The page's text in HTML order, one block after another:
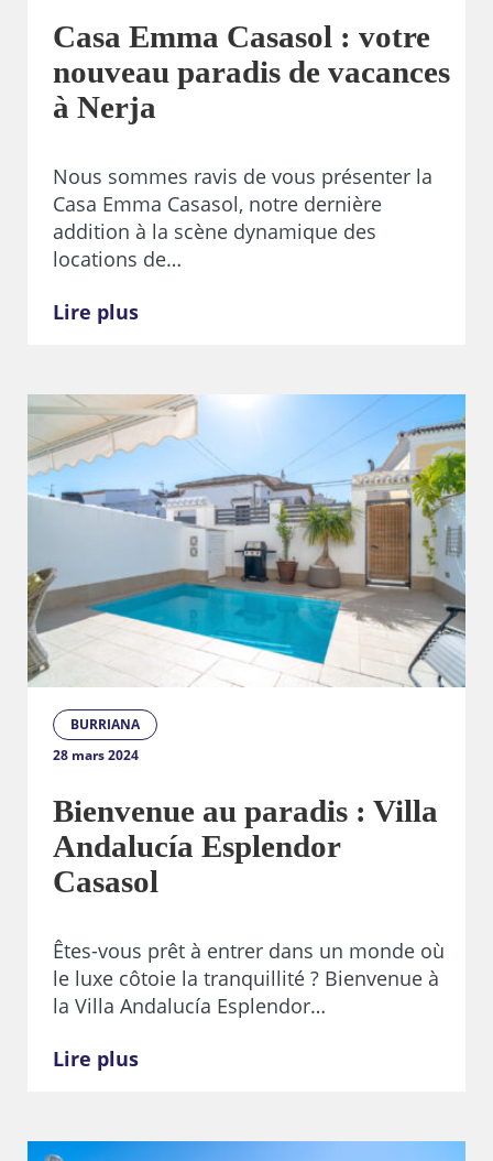
Casa Emma Casasol : votre
nouveau paradis de vacances
à Nerja
Nous sommes ravis de vous présenter la
Casa Emma Casasol, notre dernière
addition à la scène dynamique des
locations de…
Lire plus
BURRIANA
28 mars 2024
Bienvenue au paradis : Villa
Andalucía Esplendor
Casasol
Êtes-vous prêt à entrer dans un monde où
le luxe côtoie la tranquillité ? Bienvenue à
la Villa Andalucía Esplendor…
Lire plus